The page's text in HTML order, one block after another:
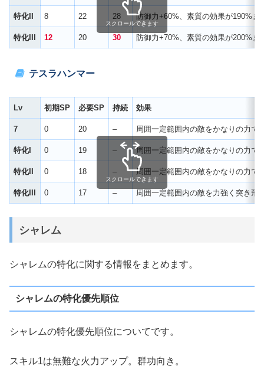
特化II 8 22 28 防御力+60%、素質の効果が190%ま
特化III 12 20 30 防御力+70%、素質の効果が200%ま
スクロールできます
テスラハンマー
Lv 初期SP 必要SP 持続 効果
7 0 20 – 周囲一定範囲内の敵をかなりの力で
特化I 0 19 – 周囲一定範囲内の敵をかなりの力で
特化II 0 18 – 周囲一定範囲内の敵をかなりの力で
特化III 0 17 – 周囲一定範囲内の敵を力強く突き飛
スクロールできます
シャレム
シャレムの特化に関する情報をまとめます。
シャレムの特化優先順位
シャレムの特化優先順位についてです。
スキル1は無難な火力アップ。群功向き。